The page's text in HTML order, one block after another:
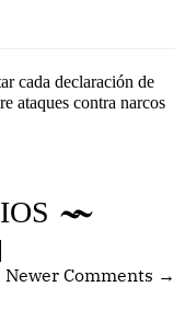
cada declaración de
ataques contra narcos
Newer Comments →